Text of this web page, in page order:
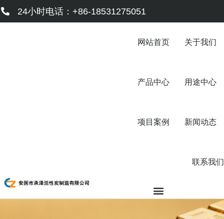
至
24小时电话：+86-18531275051
网站首页 关于我们
产品中心 用途中心
项目案例 新闻动态
联系我们